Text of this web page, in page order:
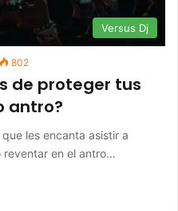
Versus Dj
802
de proteger tus
antro?
les encanta asistir a
reventar en el antro…